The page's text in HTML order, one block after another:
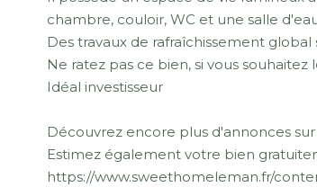
chambre, couloir, WC et une salle
Des travaux de rafraîchissement global
Ne ratez pas ce bien, si vous
Idéal investisseur
Découvrez encore plus d'annonces
Estimez également votre bien
https://www.sweethomeleman.fr/